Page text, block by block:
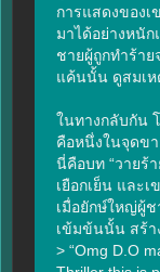
การแสดงของ
มาได้อย่างหนั
ชายผู้ถูกทำร้า
แค้นนั้น ดูสมเห
ในทางกลับกัน
คือหนึ่งในจุดขา
นี่คือบท “วายร้
เยือกเย็น และ
เมื่อยักษ์ใหญ่ผู้ช
เข้มข้นนั้น สร้า
> “Omg D.O